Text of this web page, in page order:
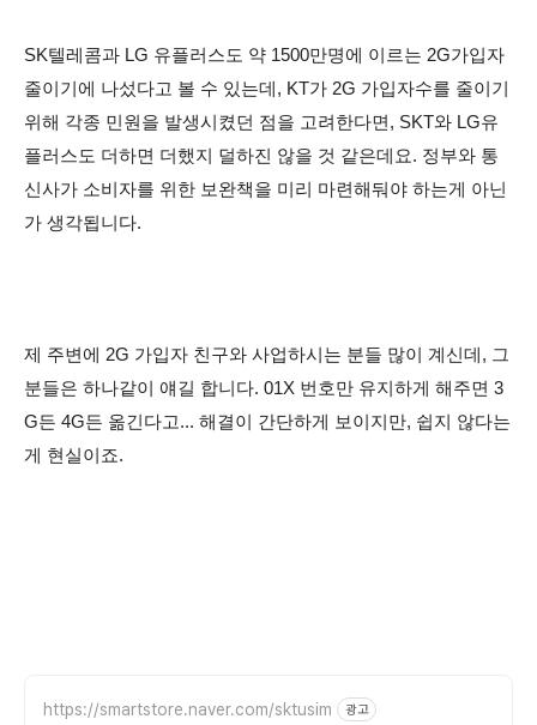
SK텔레콤과 LG 유플러스도 약 1500만명에 이르는 2G가입자
줄이기에 나섰다고 볼 수 있는데, KT가 2G 가입자수를 줄이기
위해 각종 민원을 발생시켰던 점을 고려한다면, SKT와 LG유
플러스도 더하면 더했지 덜하진 않을 것 같은데요. 정부와 통
신사가 소비자를 위한 보완책을 미리 마련해둬야 하는게 아닌
가 생각됩니다.
제 주변에 2G 가입자 친구와 사업하시는 분들 많이 계신데, 그
분들은 하나같이 얘길 합니다. 01X 번호만 유지하게 해주면 3
G든 4G든 옮긴다고... 해결이 간단하게 보이지만, 쉽지 않다는
게 현실이죠.
https://smartstore.naver.com/sktusim 광고